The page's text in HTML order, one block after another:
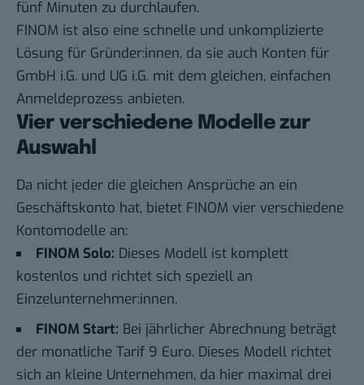
fünf Minuten zu durchlaufen.
FINOM ist also eine schnelle und unkomplizierte
Lösung für Gründer:innen, da sie auch Konten für
GmbH i.G. und UG i.G. mit dem gleichen, einfachen
Anmeldeprozess anbieten.
Vier verschiedene Modelle zur
Auswahl
Da nicht jeder die gleichen Ansprüche an ein
Geschäftskonto hat, bietet FINOM vier verschiedene
Kontomodelle an:
FINOM Solo: Dieses Modell ist komplett
kostenlos und richtet sich speziell an
Einzelunternehmer:innen.
FINOM Start: Bei jährlicher Abrechnung beträgt
der monatliche Tarif 9 Euro. Dieses Modell richtet
sich an kleine Unternehmen, da hier maximal drei